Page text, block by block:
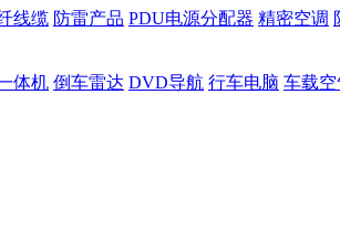
线缆 防雷产品 PDU电源分配器 精密空调
体机 倒车雷达 DVD导航 行车电脑 车载